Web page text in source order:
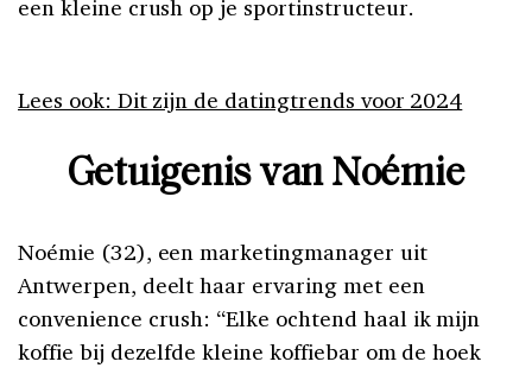
een kleine crush op je sportinstructeur.
Lees ook: Dit zijn de datingtrends voor 2024
Getuigenis van Noémie
Noémie (32), een marketingmanager uit
Antwerpen, deelt haar ervaring met een
convenience crush: “Elke ochtend haal ik mijn
koffie bij dezelfde kleine koffiebar om de hoek